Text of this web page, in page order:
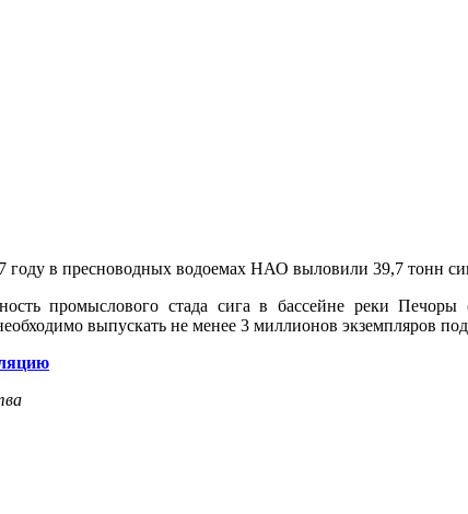
году в пресноводных водоемах НАО выловили 39,7 тонн
промыслового стада сига в бассейне реки
выпускать не менее 3 миллионов экземпляров